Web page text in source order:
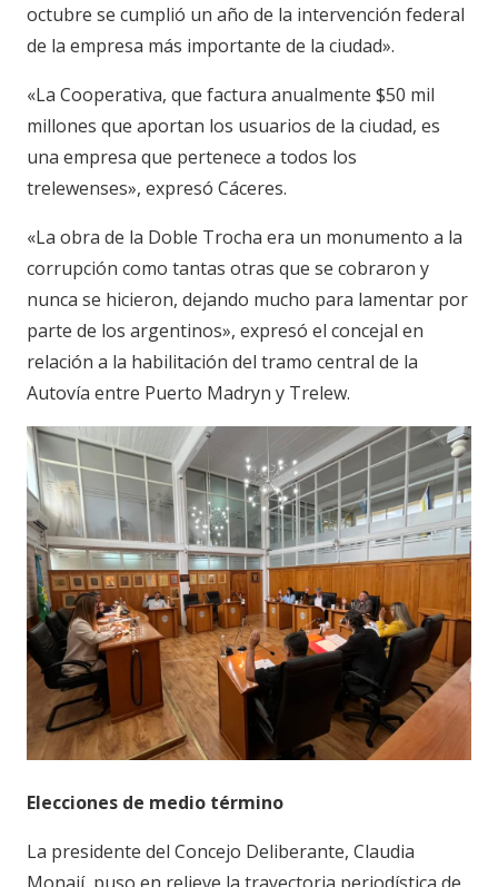
octubre se cumplió un año de la intervención federal
de la empresa más importante de la ciudad».
«La Cooperativa, que factura anualmente $50 mil
millones que aportan los usuarios de la ciudad, es
una empresa que pertenece a todos los
trelewenses», expresó Cáceres.
«La obra de la Doble Trocha era un monumento a la
corrupción como tantas otras que se cobraron y
nunca se hicieron, dejando mucho para lamentar por
parte de los argentinos», expresó el concejal en
relación a la habilitación del tramo central de la
Autovía entre Puerto Madryn y Trelew.
Elecciones de medio término
La presidente del Concejo Deliberante, Claudia